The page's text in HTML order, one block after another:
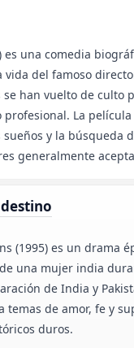
es una comedia
vida del famoso
se han vuelto de culto
profesional. La
y la búsqueda
generalmente
(1995) es un drama
una mujer india
de India y
temas de amor, fe y
duros.